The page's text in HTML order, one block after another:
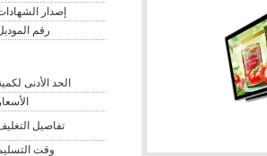
إصدار
رقم
الحد الأدنى
تفاصيل
وقت